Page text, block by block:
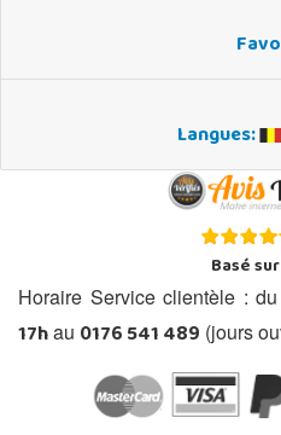
Langues:
Basé sur
Horaire Service clientèle : du
17hau 0176 541 489 (jours